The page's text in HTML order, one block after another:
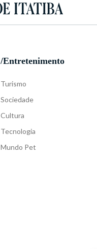
/Entretenimento
Turismo
Sociedade
Cultura
Tecnologia
Mundo Pet